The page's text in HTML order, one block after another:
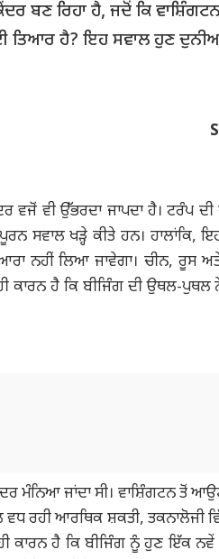
ਰਿਹਾ ਹੈ, ਜਦੋਂ ਕਿ ਵਾਸ਼ਿੰਗਟਨ
ਤਿਆਰ ਹੈ? ਇਹ ਸਵਾਲ ਹੁਣ
ਵੀ ਉੱਭਰਦਾ ਜਾਪਦਾ ਹੈ। ਟਰੰਪ ਦੀ
ਸਵਾਲ ਖੜ੍ਹੇ ਕੀਤੇ ਹਨ। ਹਾਲਾਂਕਿ,
ਨਹੀਂ ਲਿਆ ਜਾਵੇਗਾ। ਚੀਨ, ਰੂਸ
ਕਾਰਨ ਹੈ ਕਿ ਬੀਜਿੰਗ ਦੀ ਉਥਲ-ਪੁਥਲ
ਮੰਨਿਆ ਜਾਂਦਾ ਸੀ। ਵਾਸ਼ਿੰਗਟਨ ਤੋਂ
ਵਧ ਰਹੀ ਆਰਥਿਕ ਸ਼ਕਤੀ, ਤਕਨਾਲੋਜੀ
ਕਾਰਨ ਹੈ ਕਿ ਬੀਜਿੰਗ ਨੂੰ ਹੁਣ ਇੱਕ